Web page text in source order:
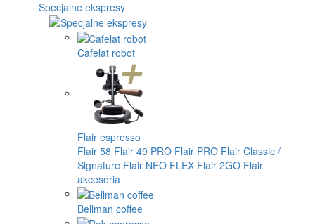
Specjalne ekspresy
Cafelat robot
Flair espresso
Flair 58 Flair 49 PRO Flair PRO Flair Classic /
Signature Flair NEO FLEX Flair 2GO Flair
akcesoria
Bellman coffee